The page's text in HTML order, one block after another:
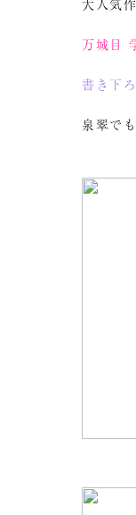
大人気
万城目
書き下
泉翠で